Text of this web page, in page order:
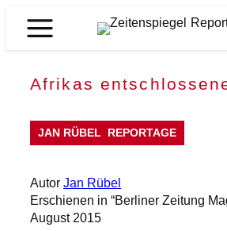
Inhalt
Zeitenspiegel
Afrikas
JAN RÜBEL REPORTAGE
AutorJan Rübel
Erschienen in “Berliner Zeitung
August 2015